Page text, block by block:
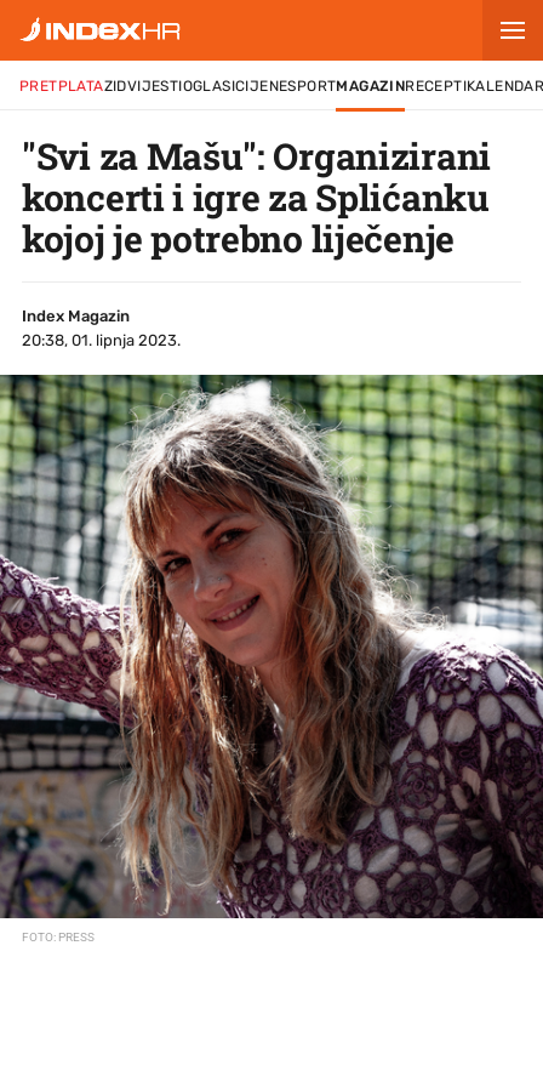
PRETPLATAZIDVIJESTIOGLASICIJENESPORTMAGAZINRECEPTI
"Svi za Mašu": Organizirani
koncerti i igre za Splićanku
kojoj je potrebno liječenje
Index Magazin
20:38, 01. lipnja 2023.
FOTO: PRESS